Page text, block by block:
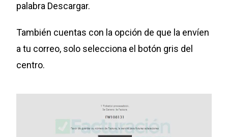
palabra Descargar.
También cuentas con la opción de que la envíen
a tu correo, solo selecciona el botón gris del
centro.